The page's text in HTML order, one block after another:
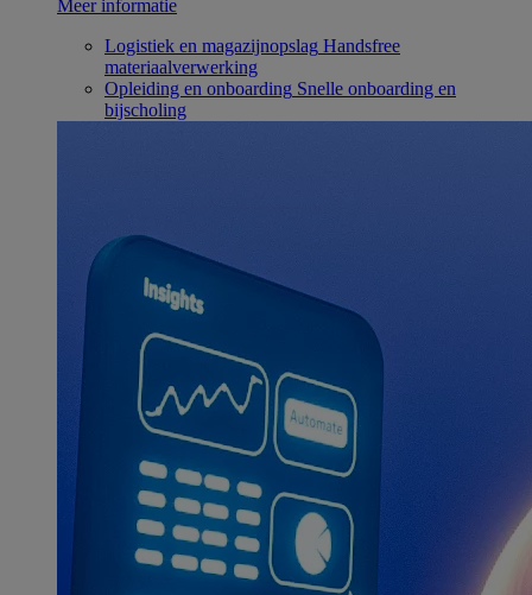
Meer informatie
Logistiek en magazijnopslag Handsfree
materiaalverwerking
Opleiding en onboarding Snelle onboarding en
bijscholing